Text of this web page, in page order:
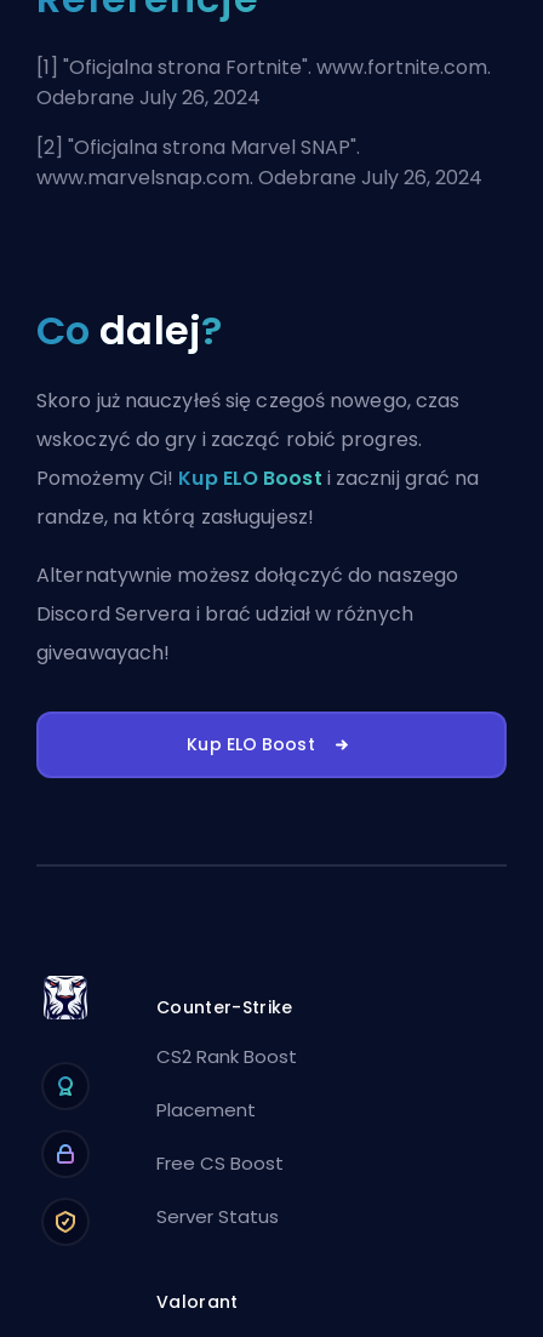
[1] "Oficjalna strona Fortnite". www.fortnite.com.
Odebrane July 26, 2024
[2] "Oficjalna strona Marvel SNAP".
www.marvelsnap.com. Odebrane July 26, 2024
Co dalej?
Skoro już nauczyłeś się czegoś nowego, czas
wskoczyć do gry i zacząć robić progres.
Pomożemy Ci! Kup ELO Boost i zacznij grać na
randze, na którą zasługujesz!
Alternatywnie możeszdołączyć do naszego
Discord Servera i brać udział w różnych
giveawayach!
Kup ELO Boost
Counter-Strike
CS2 Rank Boost
Placement
Free CS Boost
Server Status
Valorant